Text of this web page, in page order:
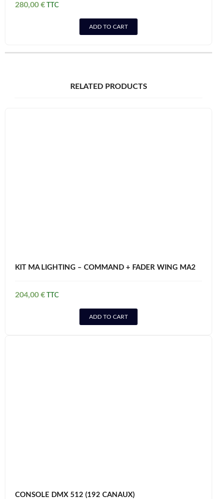
280,00 €
ADD TO CART
RELATED PRODUCTS
KIT MA LIGHTING – COMMAND + FADER WING MA2
204,00 €
ADD TO CART
CONSOLE DMX 512 (192 CANAUX)